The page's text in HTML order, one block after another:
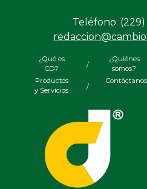
Teléfono: (229)
¿Qué es
CD?
/
¿Quiénes
somos?
Productos
y Servicios
/
Contáctanos